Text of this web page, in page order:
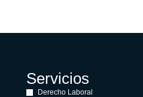
Servicios
Derecho Laboral